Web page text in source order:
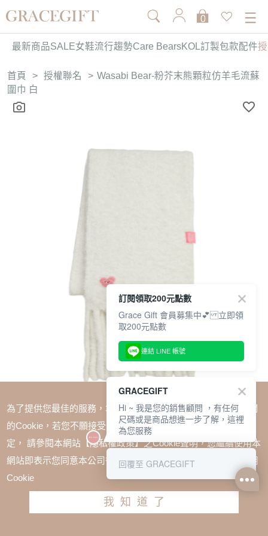
0
最新商品SALE女鞋流行趨勢Care BearsKOL訂製包款配件
首頁 > 授權聯名 > Wasabi Bear-粉芥末熊顆粒仿羊毛流蘇
圍巾 白
Wasabi Bear-粉芥末熊顆粒仿羊毛流蘇圍巾 白
為了提供您最佳的服務，本網站會在您的電腦中放置並取用我們
的Cookie，若您不願接受Cookie時應如何變更電腦的Cookie設
定， 請參閱本網站【隱私權政策】之Cookie聲明，您繼續使用本
網站即表示您同意本公司得按本網站使用條款之Cookie聲明使用
Cookie
我知道了
訂閱領取200元點數
Grace Gift 會員募集中💕 立即領
取200元點數
連結 LINE 帳號
GRACEGIFT
Hi ~ 我是您的銷售顧問 ，有任何
尺碼或是商品想進一步了解，這裡
為您服務
回覆至 GRACEGIFT